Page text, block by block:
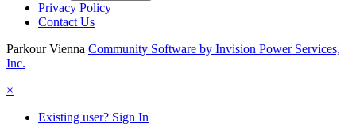
Privacy Policy
Contact Us
Parkour Vienna Community Software by Invision Power Services,
Inc.
×
Existing user? Sign In